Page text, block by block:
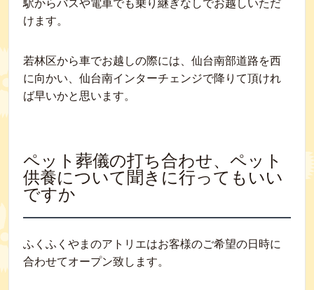
駅からバスや電車でも乗り継ぎなしでお越しいただ
けます。
若林区から車でお越しの際には、仙台南部道路を西
に向かい、仙台南インターチェンジで降りて頂けれ
ば早いかと思います。
ペット葬儀の打ち合わせ、ペット
供養について聞きに行ってもいい
ですか
ふくふくやまのアトリエはお客様のご希望の日時に
合わせてオープン致します。